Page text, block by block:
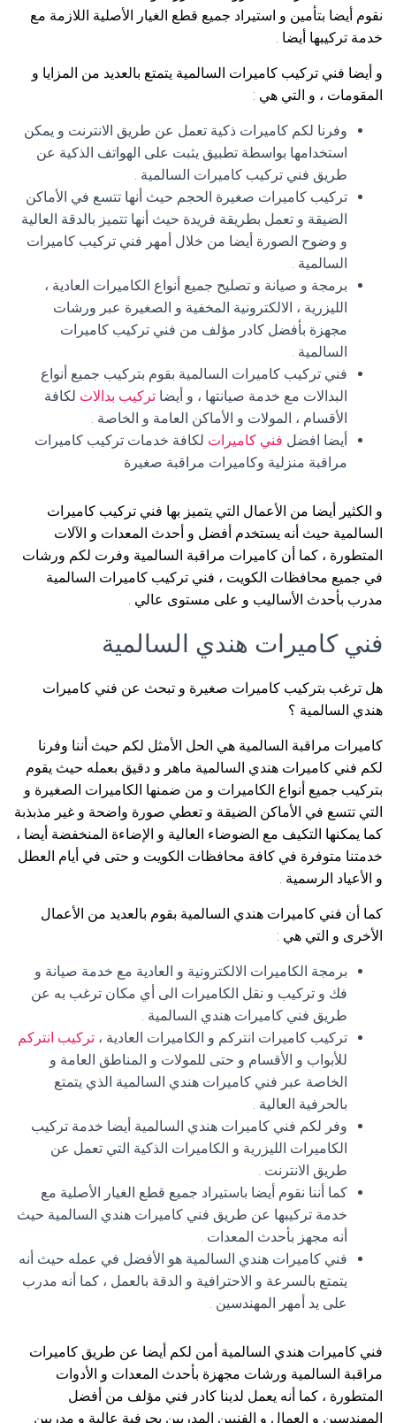
نقوم أيضا بتأمين و استيراد جميع قطع الغيار الأصلية اللازمة مع
خدمة تركيبها أيضا .
و أيضا فني تركيب كاميرات السالمية يتمتع بالعديد من المزايا و
المقومات ، و التي هي :
وفرنا لكم كاميرات ذكية تعمل عن طريق الانترنت و يمكن
استخدامها بواسطة تطبيق يثبت على الهواتف الذكية عن
طريق فني تركيب كاميرات السالمية .
تركيب كاميرات صغيرة الحجم حيث أنها تتسع في الأماكن
الضيقة و تعمل بطريقة فريدة حيث أنها تتميز بالدقة العالية
و وضوح الصورة أيضا من خلال أمهر فني تركيب كاميرات
السالمية .
برمجة و صيانة و تصليح جميع أنواع الكاميرات العادية ،
الليزرية ، الالكترونية المخفية و الصغيرة عبر ورشات
مجهزة بأفضل كادر مؤلف من فني تركيب كاميرات
السالمية .
فني تركيب كاميرات السالمية بقوم بتركيب جميع أنواع
البدالات مع خدمة صيانتها ، و أيضا تركيب بدالات لكافة
الأقسام ، المولات و الأماكن العامة و الخاصة .
أيضا افضل فني كاميرات لكافة خدمات تركيب كاميرات
مراقبة منزلية وكاميرات مراقبة صغيرة
و الكثير أيضا من الأعمال التي يتميز بها فني تركيب كاميرات
السالمية حيث أنه يستخدم أفضل و أحدث المعدات و الآلات
المتطورة ، كما أن كاميرات مراقبة السالمية وفرت لكم ورشات
في جميع محافظات الكويت ، فني تركيب كاميرات السالمية
مدرب بأحدث الأساليب و على مستوى عالي .
فني كاميرات هندي السالمية
هل ترغب بتركيب كاميرات صغيرة و تبحث عن فني كاميرات
هندي السالمية ؟
كاميرات مراقبة السالمية هي الحل الأمثل لكم حيث أننا وفرنا
لكم فني كاميرات هندي السالمية ماهر و دقيق بعمله حيث يقوم
بتركيب جميع أنواع الكاميرات و من ضمنها الكاميرات الصغيرة و
التي تتسع في الأماكن الضيقة و تعطي صورة واضحة و غير مذبذبة
كما يمكنها التكيف مع الضوضاء العالية و الإضاءة المنخفضة أيضا ،
خدمتنا متوفرة في كافة محافظات الكويت و حتى في أيام العطل
و الأعياد الرسمية .
كما أن فني كاميرات هندي السالمية بقوم بالعديد من الأعمال
الأخرى و التي هي :
برمجة الكاميرات الالكترونية و العادية مع خدمة صيانة و
فك و تركيب و نقل الكاميرات الى أي مكان ترغب به عن
طريق فني كاميرات هندي السالمية .
تركيب كاميرات انتركم و الكاميرات العادية ، تركيب انتركم
للأبواب و الأقسام و حتى للمولات و المناطق العامة و
الخاصة عبر فني كاميرات هندي السالمية الذي يتمتع
بالحرفية العالية .
وفر لكم فني كاميرات هندي السالمية أيضا خدمة تركيب
الكاميرات الليزرية و الكاميرات الذكية التي تعمل عن
طريق الانترنت .
كما أننا نقوم أيضا باستيراد جميع قطع الغيار الأصلية مع
خدمة تركيبها عن طريق فني كاميرات هندي السالمية حيث
أنه مجهز بأحدث المعدات .
فني كاميرات هندي السالمية هو الأفضل في عمله حيث أنه
يتمتع بالسرعة و الاحترافية و الدقة بالعمل ، كما أنه مدرب
على يد أمهر المهندسين .
فني كاميرات هندي السالمية أمن لكم أيضا عن طريق كاميرات
مراقبة السالمية ورشات مجهزة بأحدث المعدات و الأدوات
المتطورة ، كما أنه يعمل لدينا كادر فني مؤلف من أفضل
المهندسين و العمال و الفنيين المدربين بحرفية عالية و مدربين